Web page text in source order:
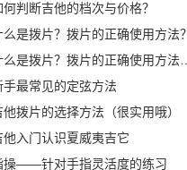
判断吉他的档次与价格？
是拨片？拨片的正确使用方法？
拨片？拨片的正确使用方法是什么？
最常见的定弦方法
拨片的选择方法（很实用哦）
入门认识夏威夷吉它
操——针对手指灵活度的练习